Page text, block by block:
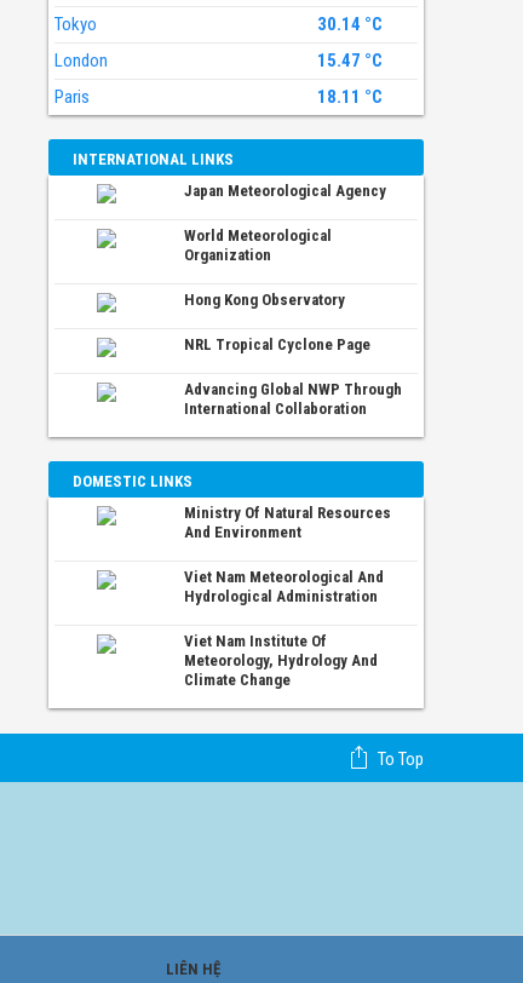
Tokyo
30.14 °C
London
15.47 °C
Paris
18.11 °C
INTERNATIONAL LINKS
Japan Meteorological Agency
World Meteorological
Organization
Hong Kong Observatory
NRL Tropical Cyclone Page
Advancing Global NWP Through
International Collaboration
DOMESTIC LINKS
Ministry Of Natural Resources
And Environment
Viet Nam Meteorological And
Hydrological Administration
Viet Nam Institute Of
Meteorology, Hydrology And
Climate Change
To Top
LIÊN HỆ